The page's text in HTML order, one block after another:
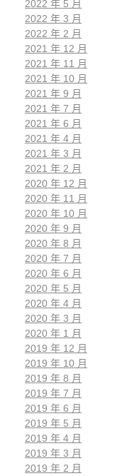
2022 年 5 月
2022 年 3 月
2022 年 2 月
2021 年 12 月
2021 年 11 月
2021 年 10 月
2021 年 9 月
2021 年 7 月
2021 年 6 月
2021 年 4 月
2021 年 3 月
2021 年 2 月
2020 年 12 月
2020 年 11 月
2020 年 10 月
2020 年 9 月
2020 年 8 月
2020 年 7 月
2020 年 6 月
2020 年 5 月
2020 年 4 月
2020 年 3 月
2020 年 1 月
2019 年 12 月
2019 年 10 月
2019 年 8 月
2019 年 7 月
2019 年 6 月
2019 年 5 月
2019 年 4 月
2019 年 3 月
2019 年 2 月